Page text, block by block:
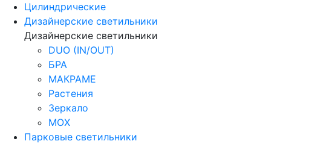
Цилиндрические
Дизайнерские светильники
Дизайнерские светильники
DUO (IN/OUT)
БРА
МАКРАМЕ
Растения
Зеркало
МОХ
Парковые светильники